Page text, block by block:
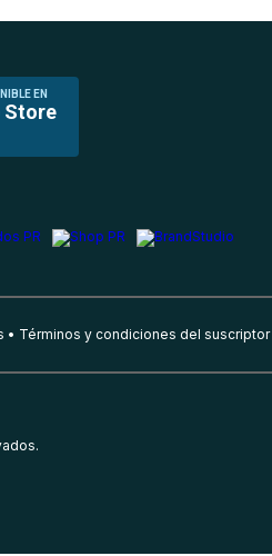
EN
Store
Términos y condiciones del suscriptor